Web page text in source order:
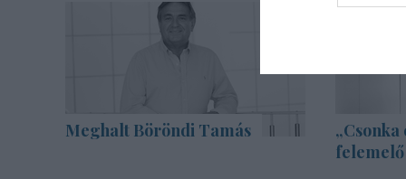
Meghalt Böröndi Tamás